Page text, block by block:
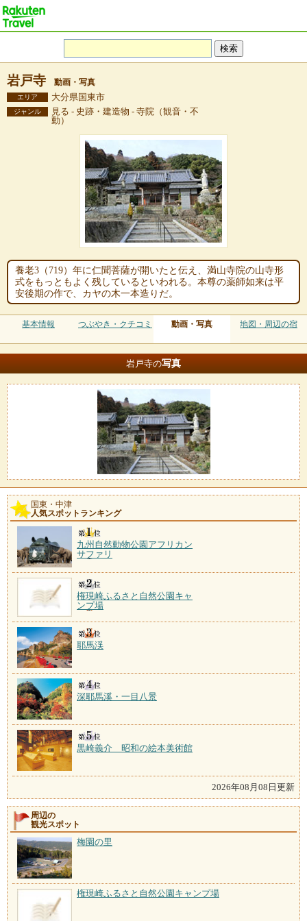
岩戸寺 動画・写真
エリア 大分県国東市
ジャンル
見る - 史跡・建造物 - 寺院（観音・不
動）
養老3（719）年に仁聞菩薩が開いたと伝え、満山寺院の山寺形
式をもっともよく残しているといわれる。本尊の薬師如来は平
安後期の作で、カヤの木一本造りだ。
基本情報 つぶやき・クチコミ 動画・写真 地図・周辺の宿
岩戸寺の写真
国東・中津
人気スポットランキング
九州自然動物公園アフリカン
サファリ
権現崎ふるさと自然公園キャ
ンプ場
耶馬渓
深耶馬溪・一目八景
黒崎義介 昭和の絵本美術館
2026年08月08日更新
周辺の
観光スポット
梅園の里
権現崎ふるさと自然公園キャンプ場